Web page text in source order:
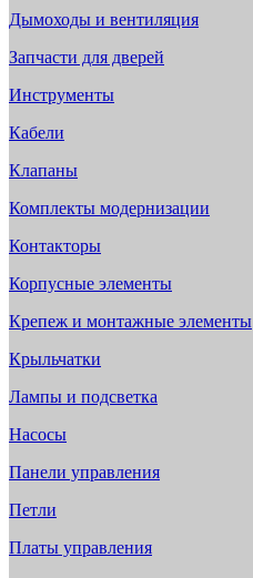
Дымоходы и вентиляция
Запчасти для дверей
Инструменты
Кабели
Клапаны
Комплекты модернизации
Контакторы
Корпусные элементы
Крепеж и монтажные элементы
Крыльчатки
Лампы и подсветка
Насосы
Панели управления
Петли
Платы управления